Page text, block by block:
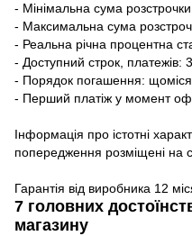
- Мінімальна сума
- Максимальна сума
- Реальна річна процентна
- Доступний строк, платежів:
- Порядок погашення:
- Перший платіж у момент
Інформація про істотні
попередження розміщені на
Гарантія від виробника 12
7 головних
магазину